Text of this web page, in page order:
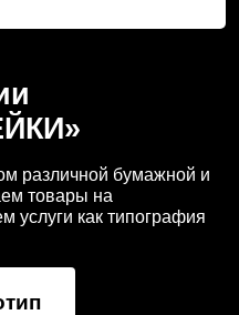
различной бумажной и
товары на
услуги как типография